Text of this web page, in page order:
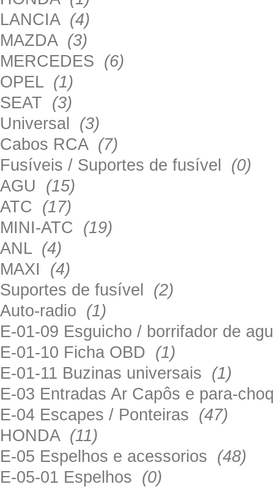
LANCIA (4)
MAZDA (3)
MERCEDES (6)
OPEL (1)
SEAT (3)
Universal (3)
Cabos RCA (7)
Fusíveis / Suportes de fusível (0)
AGU (15)
ATC (17)
MINI-ATC (19)
ANL (4)
MAXI (4)
Suportes de fusível (2)
Auto-radio (1)
E-01-09 Esguicho / borrifador de
E-01-10 Ficha OBD (1)
E-01-11 Buzinas universais (1)
E-03 Entradas Ar Capôs e para-
E-04 Escapes / Ponteiras (47)
HONDA (11)
E-05 Espelhos e acessorios (48)
E-05-01 Espelhos (0)